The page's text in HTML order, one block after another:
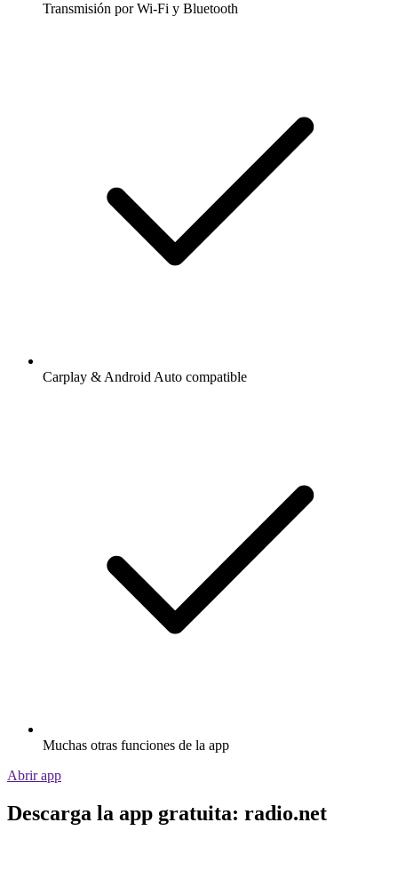
Transmisión por Wi-Fi y Bluetooth
Carplay & Android Auto compatible
Muchas otras funciones de la app
Abrir app
Descarga la app gratuita: radio.net